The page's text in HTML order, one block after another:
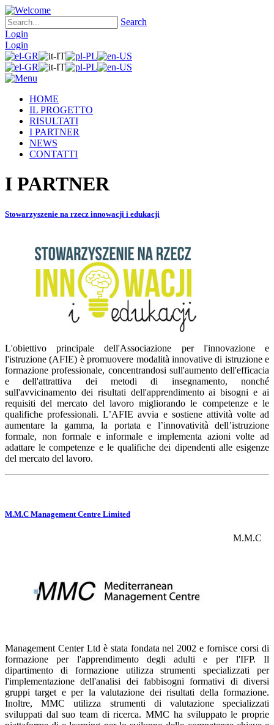
Search
Login
Login
HOME
IL PROGETTO
RISULTATI
I PARTNER
NEWS
CONTATTI
I PARTNER
Stowarzyszenie na rzecz innowacji i edukacji
L'obiettivo principale dell'Associazione per l'innovazione e
l'istruzione (AFIE) è promuovere modalità innovative di istruzione e
formazione professionale, concentrandosi sull'aumento dell'efficacia
e dell'attrattiva dei metodi di insegnamento, nonché
sull'avvicinamento dei risultati dell'apprendimento ai bisogni e ai
requisiti del mercato del lavoro migliorando le competenze e le
qualifiche professionali. L’AFIE avvia e sostiene attività volte ad
aumentare la gamma, la portata e l’innovatività dell’istruzione
formale, non formale e informale e implementa azioni volte ad
adattare le competenze e le qualifiche dei dipendenti alle esigenze
del mercato del lavoro.
M.M.C Management Centre Limited
M.M.C
Management Center Ltd è stata fondata nel 2002 e fornisce corsi di
formazione per l'apprendimento degli adulti e per l'IFP. Il
dipartimento di formazione utilizza strumenti specializzati per
l'implementazione dell'analisi dei fabbisogni formativi di diversi
gruppi target e per la valutazione dei risultati della formazione.
Inoltre, MMC utilizza strumenti di valutazione specializzati
sviluppati dal suo team di ricerca. MMC ha sviluppato le proprie